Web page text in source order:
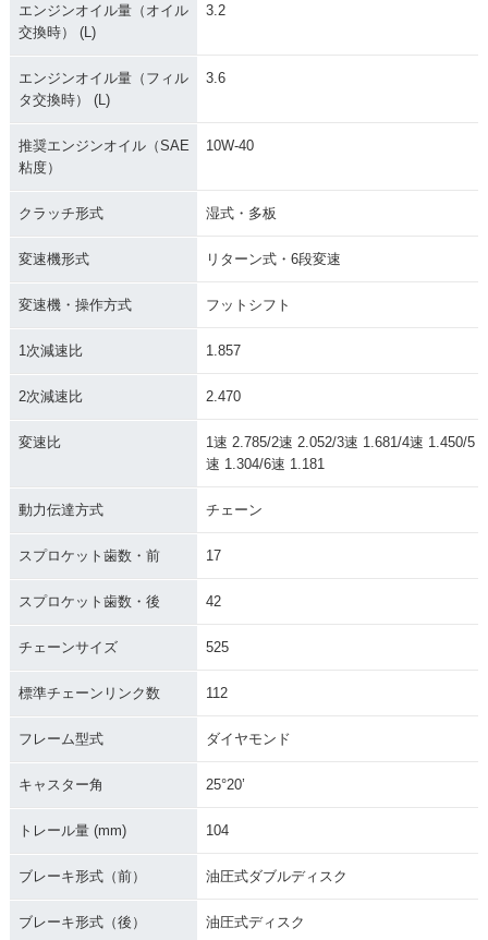
エンジンオイル量（オイル
交換時） (L)
3.2
エンジンオイル量（フィル
タ交換時） (L)
3.6
推奨エンジンオイル（SAE
粘度）
10W-40
クラッチ形式 湿式・多板
変速機形式 リターン式・6段変速
変速機・操作方式 フットシフト
1次減速比 1.857
2次減速比 2.470
変速比
1速 2.785/2速 2.052/3速 1.681/4速 1.450/5
速 1.304/6速 1.181
動力伝達方式 チェーン
スプロケット歯数・前 17
スプロケット歯数・後 42
チェーンサイズ 525
標準チェーンリンク数 112
フレーム型式 ダイヤモンド
キャスター角 25°20’
トレール量 (mm) 104
ブレーキ形式（前） 油圧式ダブルディスク
ブレーキ形式（後） 油圧式ディスク